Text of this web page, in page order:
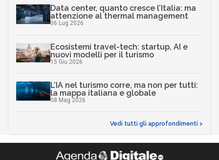
Data center, quanto cresce l’Italia: ma
attenzione al thermal management
06 Lug 2026
Ecosistemi travel-tech: startup, AI e
nuovi modelli per il turismo
15 Giu 2026
L’IA nel turismo corre, ma non per tutti:
la mappa italiana e globale
08 Mag 2026
Vedi tutti gli approfondimenti >